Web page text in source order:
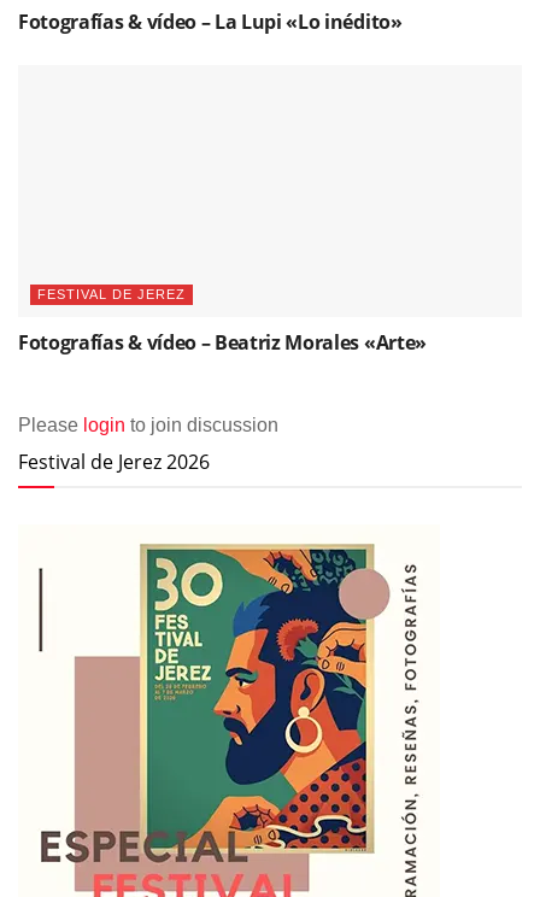
Fotografías & vídeo – La Lupi «Lo inédito»
FESTIVAL DE JEREZ
Fotografías & vídeo – Beatriz Morales «Arte»
Please login to join discussion
Festival de Jerez 2026